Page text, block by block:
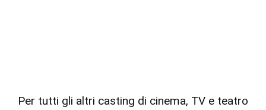
Per tutti gli altri casting di cinema, TV e teatro